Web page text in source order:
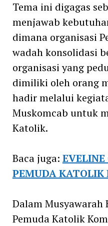
Tema ini digagas
menjawab
dimana organisasi
wadah konsolidasi
organisasi yang
dimiliki oleh orang
hadir melalui
Muskomcab untuk
Katolik.
Baca juga:
PEMUDA KATOLIK
Dalam Musyawarah
Pemuda Katolik